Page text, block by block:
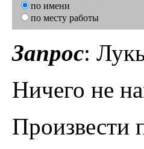
по имени
по месту работы
Запрос:
Ничего не
Произвести